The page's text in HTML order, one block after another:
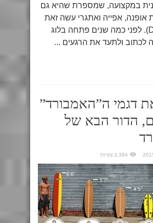
במקצועה, שמספרת שהיא גם
אופנה, אפייה ואתגרי עשה זאת
בעצמך (DYI). לפני כמה שנים פתחה בלוג
לכתוב ולתעד את הרגעים ...
דגמי ה”האמבורד”
הדור הבא של
3,394 צפיות